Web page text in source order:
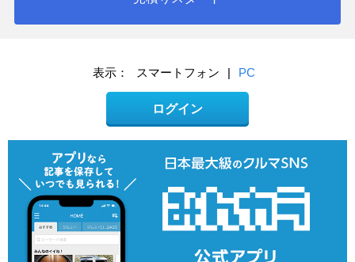
表示： スマートフォン | PC
ログイン